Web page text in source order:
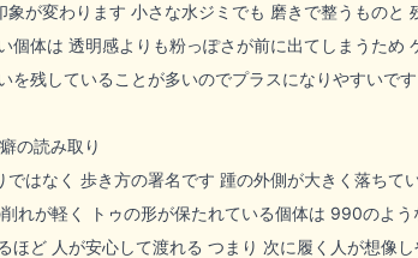
象が変わります 小さな水ジミでも 磨きで整うもの
個体は 透明感よりも粉っぽさが前に出てしまうた
を残していることが多いのでプラスになりやすいです
の読み取り
ではなく 歩き方の署名です 踵の外側が大きく落ち
れが軽く トゥの形が保たれている個体は 990のよ
ほど 人が安心して渡れる つまり 次に履く人が想像